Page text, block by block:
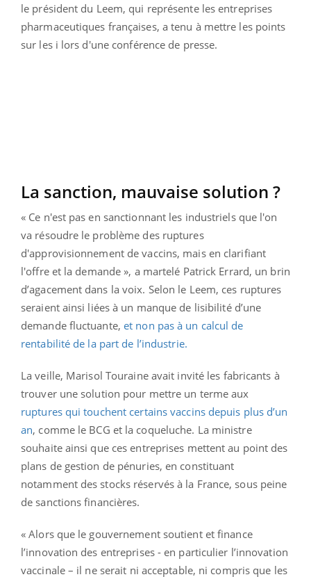
le président du Leem, qui représente les entreprises
pharmaceutiques françaises, a tenu à mettre les points
sur les i lors d'une conférence de presse.
La sanction, mauvaise solution ?
« Ce n'est pas en sanctionnant les industriels que l'on
va résoudre le problème des ruptures
d'approvisionnement de vaccins, mais en clarifiant
l'offre et la demande », a martelé Patrick Errard, un brin
d’agacement dans la voix. Selon le Leem, ces ruptures
seraient ainsi liées à un manque de lisibilité d’une
demande fluctuante, et non pas à un calcul de
rentabilité de la part de l’industrie.
La veille, Marisol Touraine avait invité les fabricants à
trouver une solution pour mettre un terme aux
ruptures qui touchent certains vaccins depuis plus d’un
an, comme le BCG et la coqueluche. La ministre
souhaite ainsi que ces entreprises mettent au point des
plans de gestion de pénuries, en constituant
notamment des stocks réservés à la France, sous peine
de sanctions financières.
« Alors que le gouvernement soutient et finance
l’innovation des entreprises - en particulier l’innovation
vaccinale – il ne serait ni acceptable, ni compris que les